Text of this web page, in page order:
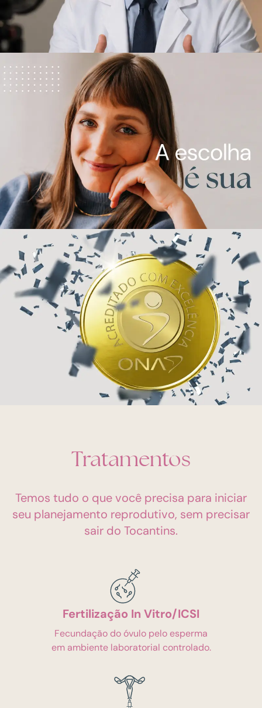
Tratamentos
Temos tudo o que você precisa para iniciar
seu planejamento reprodutivo, sem precisar
sair do Tocantins.
Fertilização In Vitro/ICSI
Fecundação do óvulo pelo esperma
em ambiente laboratorial controlado.